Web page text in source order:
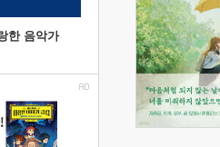
한 음악가